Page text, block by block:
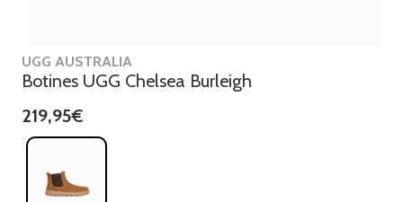
UGG AUSTRALIA
Botines UGG Chelsea Burleigh
219,95€